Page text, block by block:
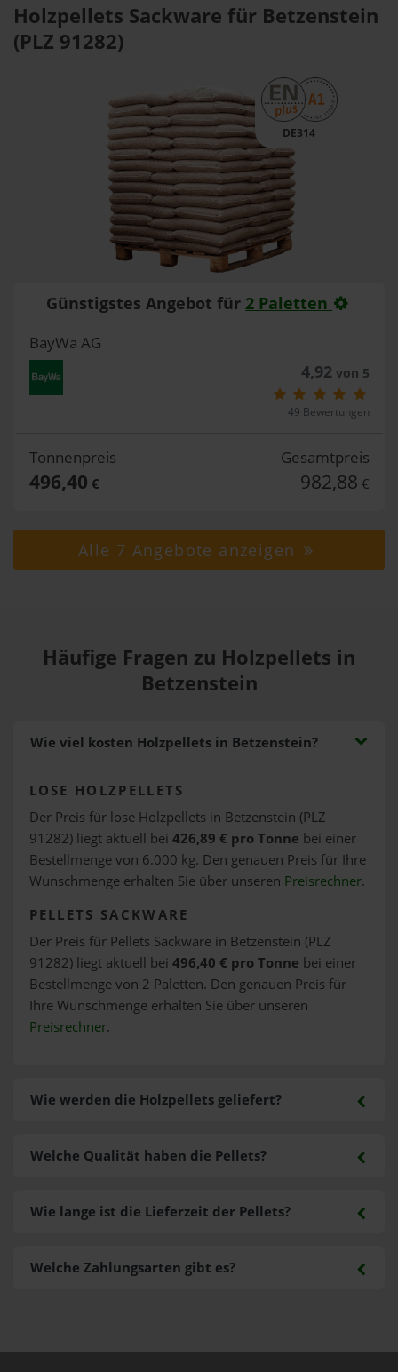
Holzpellets Sackware für Betzenstein
(PLZ 91282)
DE314
Günstigstes Angebot für 2 Paletten
BayWa AG
4,92von 5
49 Bewertungen
Tonnenpreis
496,40 €
Gesamtpreis
982,88 €
Alle 7 Angebote anzeigen
Häufige Fragen zu Holzpellets in
Betzenstein
Wie viel kosten Holzpellets in Betzenstein?
LOSE HOLZPELLETS
Der Preis für lose Holzpellets in Betzenstein (PLZ
91282) liegt aktuell bei 426,89 € pro Tonne bei einer
Bestellmenge von 6.000 kg. Den genauen Preis für Ihre
Wunschmenge erhalten Sie über unseren Preisrechner.
PELLETS SACKWARE
Der Preis für Pellets Sackware in Betzenstein (PLZ
91282) liegt aktuell bei 496,40 € pro Tonne bei einer
Bestellmenge von 2 Paletten. Den genauen Preis für
Ihre Wunschmenge erhalten Sie über unseren
Preisrechner.
Wie werden die Holzpellets geliefert?
Welche Zahlungsarten gibt es?
Welche Qualität haben die Pellets?
Wie lange ist die Lieferzeit der Pellets?